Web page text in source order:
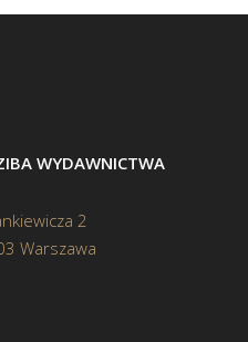
WYDAWNICTWA
2
Warszawa